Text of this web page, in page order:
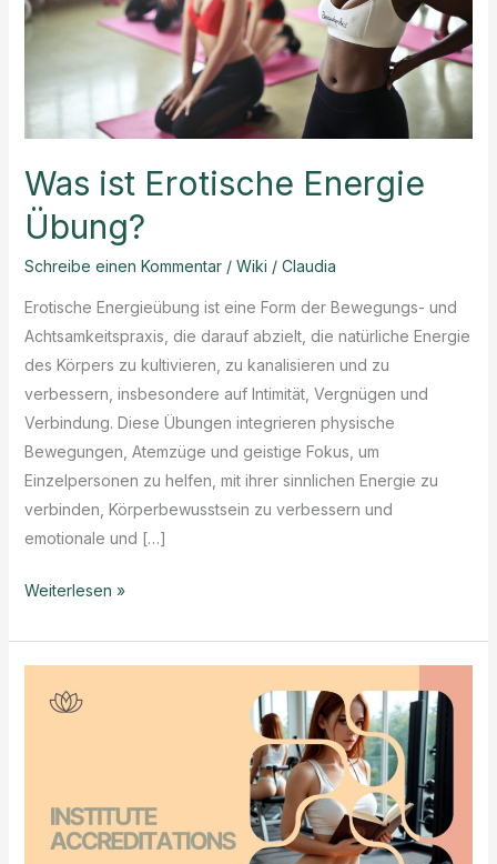
Was ist Erotische Energie
Übung?
Schreibe einen Kommentar / Wiki / Claudia
Erotische Energieübung ist eine Form der Bewegungs- und
Achtsamkeitspraxis, die darauf abzielt, die natürliche Energie
des Körpers zu kultivieren, zu kanalisieren und zu
verbessern, insbesondere auf Intimität, Vergnügen und
Verbindung. Diese Übungen integrieren physische
Bewegungen, Atemzüge und geistige Fokus, um
Einzelpersonen zu helfen, mit ihrer sinnlichen Energie zu
verbinden, Körperbewusstsein zu verbessern und
emotionale und […]
Was
Erotische
Übung?
Weiterlesen »